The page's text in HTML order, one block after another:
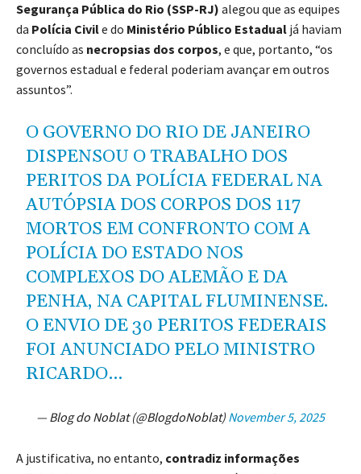
Segurança Pública do Rio (SSP-RJ) alegou que as equipes
da Polícia Civile do Ministério Público Estadual já haviam
concluído as necropsias dos corpos, e que, portanto, “os
governos estadual e federal poderiam avançar em outros
assuntos”.
O GOVERNO DO RIO DE JANEIRO
DISPENSOU O TRABALHO DOS
PERITOS DA POLÍCIA FEDERAL NA
AUTÓPSIA DOS CORPOS DOS 117
MORTOS EM CONFRONTO COM A
POLÍCIA DO ESTADO NOS
COMPLEXOS DO ALEMÃO E DA
PENHA, NA CAPITAL FLUMINENSE.
O ENVIO DE 30 PERITOS FEDERAIS
FOI ANUNCIADO PELO MINISTRO
RICARDO…
— Blog do Noblat (@BlogdoNoblat) November 5, 2025
A justificativa, no entanto, contradiz informações